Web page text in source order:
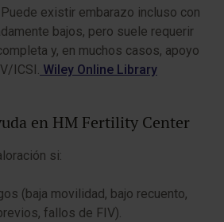
existir embarazo incluso con
bajos, pero suele requerir
y, en muchos casos, apoyo
ICSI. Wiley Online Library
en HM Fertility Center
si:
(baja movilidad, bajo recuento,
fallos de FIV).